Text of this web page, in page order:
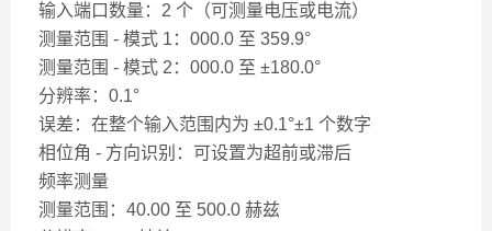
输入端口数量：2 个（可测量电压或电流）
测量范围 - 模式 1：000.0 至 359.9°
测量范围 - 模式 2：000.0 至 ±180.0°
分辨率：0.1°
误差：在整个输入范围内为 ±0.1°±1 个数字
相位角 - 方向识别：可设置为超前或滞后
频率测量
测量范围：40.00 至 500.0 赫兹